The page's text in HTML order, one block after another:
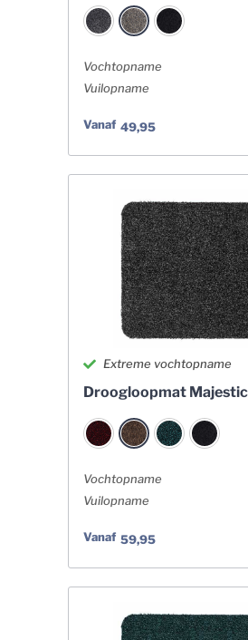
Vochtopname
Vuilopname
Vanaf 49,95
Extreme vochtopname
Droogloopmat Majestic
Vochtopname
Vuilopname
Vanaf 59,95